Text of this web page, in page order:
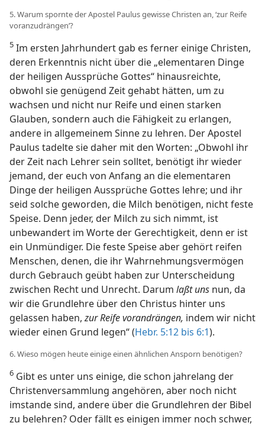
5. Warum spornte der Apostel Paulus gewisse Christen an, ‘zur Reife
voranzudrängen’?
5 Im ersten Jahrhundert gab es ferner einige Christen,
deren Erkenntnis nicht über die „elementaren Dinge
der heiligen Aussprüche Gottes“ hinausreichte,
obwohl sie genügend Zeit gehabt hätten, um zu
wachsen und nicht nur Reife und einen starken
Glauben, sondern auch die Fähigkeit zu erlangen,
andere in allgemeinem Sinne zu lehren. Der Apostel
Paulus tadelte sie daher mit den Worten: „Obwohl ihr
der Zeit nach Lehrer sein solltet, benötigt ihr wieder
jemand, der euch von Anfang an die elementaren
Dinge der heiligen Aussprüche Gottes lehre; und ihr
seid solche geworden, die Milch benötigen, nicht feste
Speise. Denn jeder, der Milch zu sich nimmt, ist
unbewandert im Worte der Gerechtigkeit, denn er ist
ein Unmündiger. Die feste Speise aber gehört reifen
Menschen, denen, die ihr Wahrnehmungsvermögen
durch Gebrauch geübt haben zur Unterscheidung
zwischen Recht und Unrecht. Darum laßt uns nun, da
wir die Grundlehre über den Christus hinter uns
gelassen haben,zur Reife vorandrängen, indem wir nicht
wieder einen Grund legen“ (Hebr. 5:12 bis 6:1).
6. Wieso mögen heute einige einen ähnlichen Ansporn benötigen?
6 Gibt es unter uns einige, die schon jahrelang der
Christenversammlung angehören, aber noch nicht
imstande sind, andere über die Grundlehren der Bibel
zu belehren? Oder fällt es einigen immer noch schwer,